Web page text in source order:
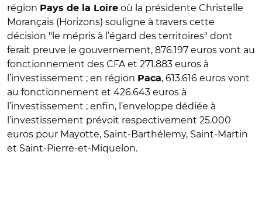
région Pays de la Loire où la présidente Christelle
Morançais (Horizons) souligne à travers cette
décision "le mépris à l’égard des territoires" dont
ferait preuve le gouvernement, 876.197 euros vont au
fonctionnement des CFA et 271.883 euros à
l’investissement ; en région Paca, 613.616 euros vont
au fonctionnement et 426.643 euros à
l’investissement ; enfin, l’enveloppe dédiée à
l’investissement prévoit respectivement 25.000
euros pour Mayotte, Saint-Barthélemy, Saint-Martin
et Saint-Pierre-et-Miquelon.